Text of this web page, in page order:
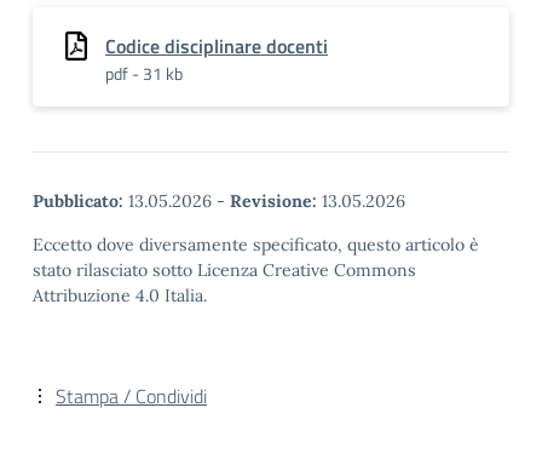
Codice disciplinare docenti
pdf - 31 kb
Pubblicato: 13.05.2026 - Revisione: 13.05.2026
Eccetto dove diversamente specificato, questo articolo è
stato rilasciato sotto Licenza Creative Commons
Attribuzione 4.0 Italia.
Stampa / Condividi